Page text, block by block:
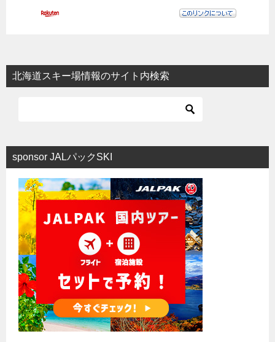
北海道スキー場情報のサイト内検索
sponsor JALパックSKI